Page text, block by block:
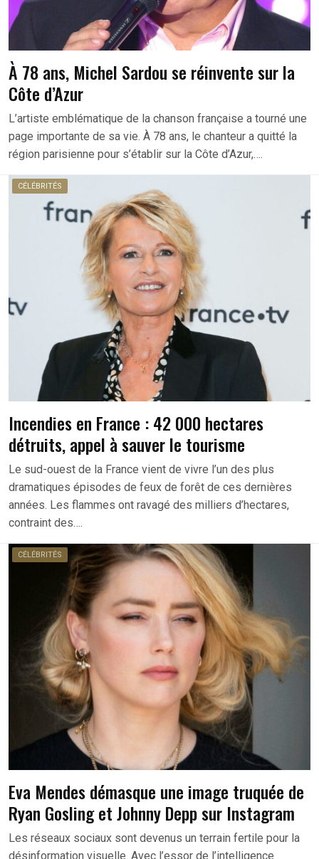
À 78 ans, Michel Sardou se réinvente sur la
Côte d’Azur
L’artiste emblématique de la chanson française a tourné une
page importante de sa vie. À 78 ans, le chanteur a quitté la
région parisienne pour s’établir sur la Côte d’Azur,….
CÉLÉBRITÉS
Incendies en France : 42 000 hectares
détruits, appel à sauver le tourisme
Le sud-ouest de la France vient de vivre l’un des plus
dramatiques épisodes de feux de forêt de ces dernières
années. Les flammes ont ravagé des milliers d’hectares,
contraint des….
CÉLÉBRITÉS
Eva Mendes démasque une image truquée de
Ryan Gosling et Johnny Depp sur Instagram
Les réseaux sociaux sont devenus un terrain fertile pour la
désinformation visuelle. Avec l’essor de l’intelligence